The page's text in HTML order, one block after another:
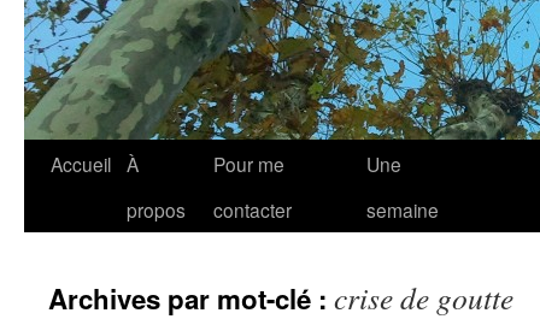
Accueil À
propos
Pour me
contacter
Une
semaine
Archives par mot-clé : crise de goutte